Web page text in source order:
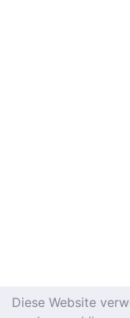
Diese Website